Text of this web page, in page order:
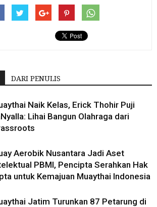
DARI PENULIS
Naik Kelas, Erick Thohir Puji
Lihai Bangun Olahraga dari
Aerobik Nusantara Jadi Aset
PBMI, Pencipta Serahkan Hak
untuk Kemajuan Muaythai Indonesia
Jatim Turunkan 87 Petarung di